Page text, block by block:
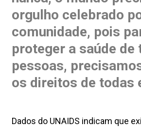
orgulho celebrado
comunidade, pois
proteger a saúde de
pessoas,
os direitos de todas
Dados do UNAIDS indicam que